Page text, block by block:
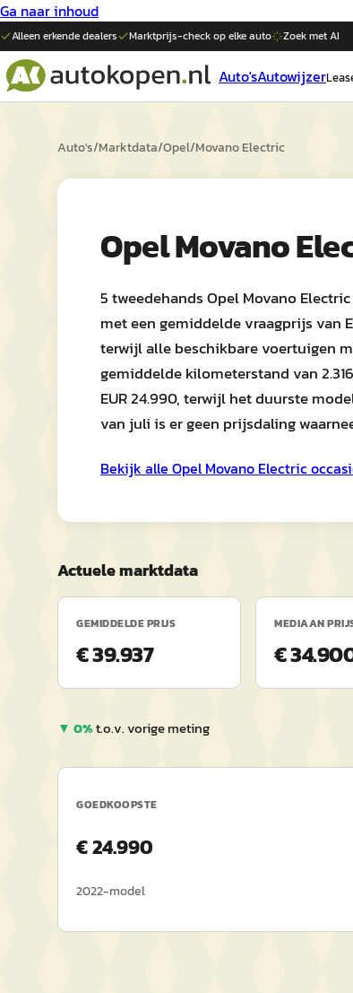
Ga naar inhoud
Alleen erkende dealers Marktprijs-check op elkeauto Zoek met AI
Auto'sAutowijzer
Auto's/Marktdata/Opel/Movano Electric
Opel Movano
5 tweedehands Opel Movano
met een gemiddelde vraagprijs van
terwijl alle beschikbare voertuigen
gemiddelde kilometerstand van
EUR 24.990, terwijl het duurste
van juli is er geen prijsdaling
Bekijk alle Opel Movano Electric
Actuele marktdata
GEMIDDELDE PRIJS
€ 39.937
MEDIAAN
€
▼ 0%t.o.v. vorige meting
GOEDKOOPSTE
€24.990
2022-model